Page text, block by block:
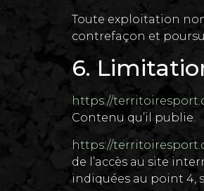
Toute exploitation
contrefaçon et
6.
https://
Contenu qu’il publie.
https://
de l’accès au site
indiquées au point 4,